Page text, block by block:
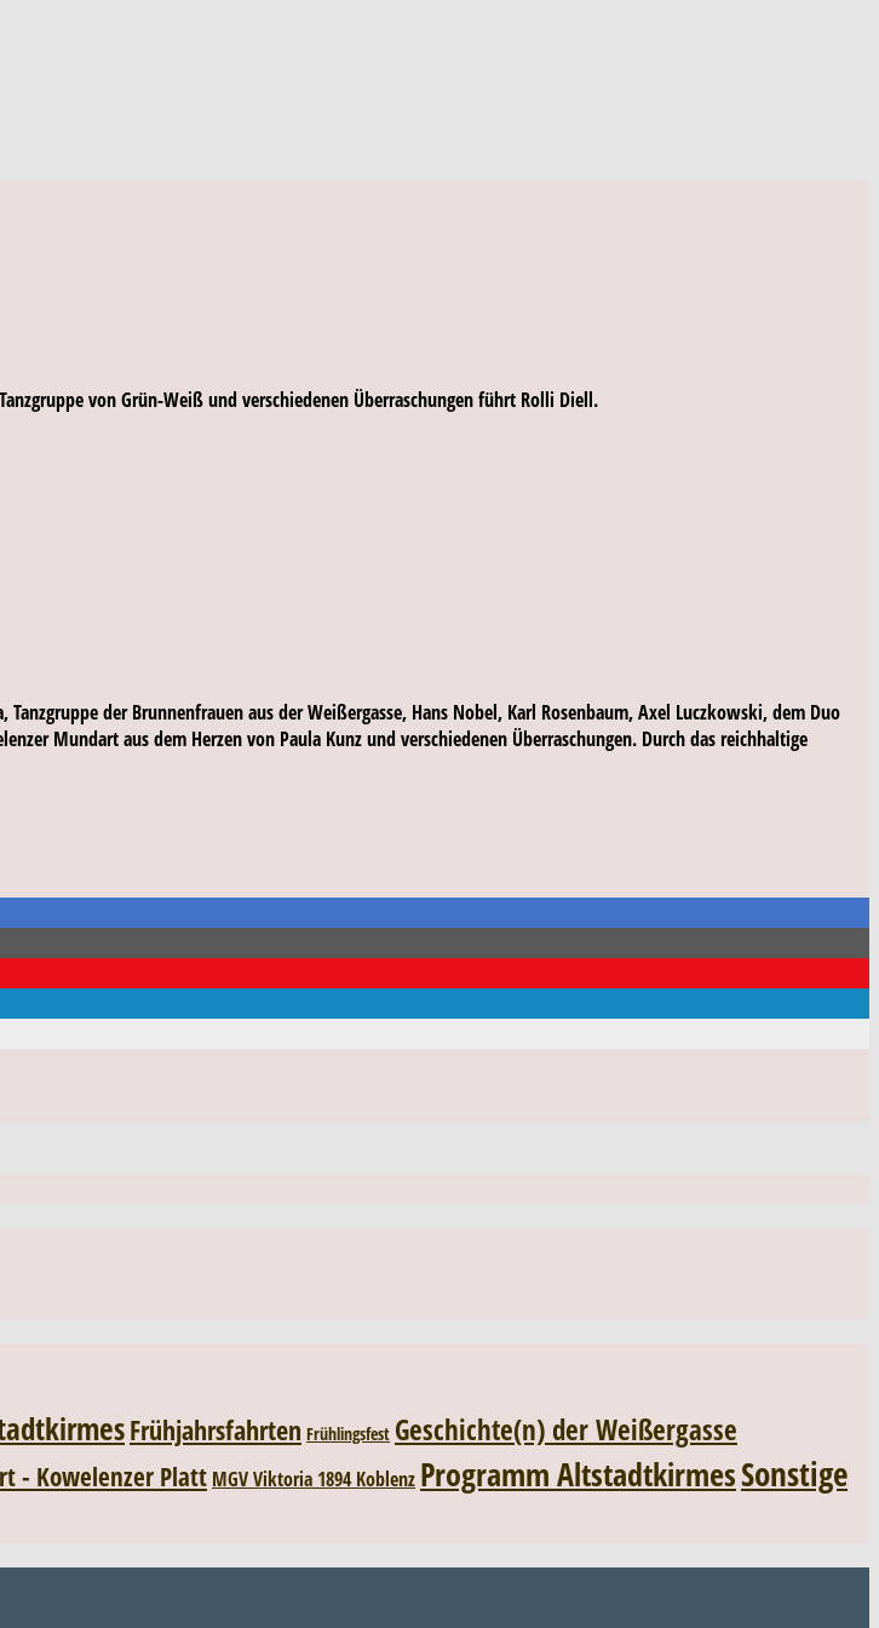
von Grün-Weiß und verschiedenen Überraschungen führt Rolli Diell.
der Brunnenfrauen aus der Weißergasse, Hans Nobel, Karl Rosenbaum, Axel Luczkowski, dem Duo
Mundart aus dem Herzen von Paula Kunz und verschiedenen Überraschungen. Durch das reichhaltige
Frühjahrsfahrten Frühlingsfest Geschichte(n) der Weißergasse
- Kowelenzer Platt MGV Viktoria 1894 Koblenz Programm AltstadtkirmesSonstige